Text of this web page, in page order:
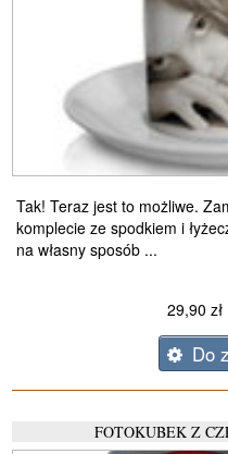
Tak! Teraz jest to możliwe.
komplecie ze spodkiem i
na własny sposób ...
29,90 zł
Do
FOTOKUBEK Z